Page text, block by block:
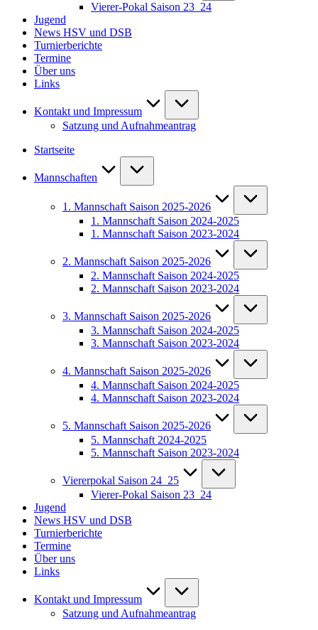
Vierer-Pokal Saison 23_24
Jugend
News HSV und DSB
Turnierberichte
Termine
Über uns
Links
Kontakt und Impressum
Satzung und Aufnahmeantrag
Startseite
Mannschaften
1. Mannschaft Saison 2025-2026
1. Mannschaft Saison 2024-2025
1. Mannschaft Saison 2023-2024
2. Mannschaft Saison 2025-2026
2. Mannschaft Saison 2024-2025
2. Mannschaft Saison 2023-2024
3. Mannschaft Saison 2025-2026
3. Mannschaft Saison 2024-2025
3. Mannschaft Saison 2023-2024
4. Mannschaft Saison 2025-2026
4. Mannschaft Saison 2024-2025
4. Mannschaft Saison 2023-2024
5. Mannschaft Saison 2025-2026
5. Mannschaft 2024-2025
5. Mannschaft Saison 2023-2024
Viererpokal Saison 24_25
Vierer-Pokal Saison 23_24
Jugend
News HSV und DSB
Turnierberichte
Termine
Über uns
Links
Kontakt und Impressum
Satzung und Aufnahmeantrag